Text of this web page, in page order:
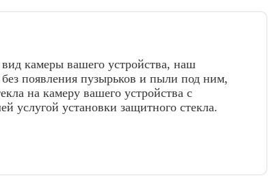
камеры вашего устройства, наш
появления пузырьков и пыли под ним,
на камеру вашего устройства с
услугой установки защитного стекла.